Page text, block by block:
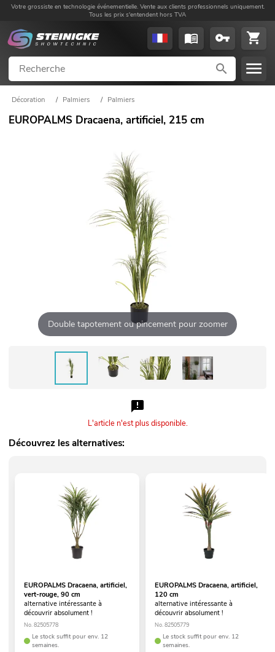
Votre grossiste en technologie événementielle. Vente aux clients professionnels uniquement.
Tous les prix s'entendent hors TVA
Décoration / Palmiers / Palmiers
EUROPALMS Dracaena, artificiel, 215 cm
Double tapotement ou pincement pour zoomer
L'article n'est plus disponible.
Découvrez les alternatives:
EUROPALMS Dracaena, artificiel,
vert-rouge, 90 cm
alternative intéressante à
découvrir absolument !
No. 82505778
Le stock suffit pour env. 12
semaines.
EUROPALMS Dracaena, artificiel,
120 cm
alternative intéressante à
découvrir absolument !
No. 82505779
Le stock suffit pour env. 12
semaines.